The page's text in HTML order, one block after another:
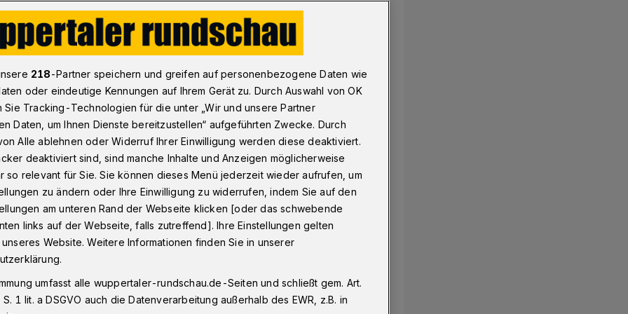
- Oberbarmen Nachbarschaftspark Oberbarmen: Workshop fürs neue Grün
Workshop
oder bunte Blumen? Beim
Stadt in den Nachbarschaftspark
Teilnehmerinnen und Teilnehmer
unterhalb des BOB-Campus
218-Partner speichern und greifen auf personenbezogene Daten wie
oder eindeutige Kennungen auf Ihrem Gerät zu. Durch Auswahl von OK
Sie Tracking-Technologien für die unter „Wir und unsere Partner
Daten, um Ihnen Dienste bereitzustellen“ aufgeführten Zwecke. Durch
Alle ablehnen oder Widerruf Ihrer Einwilligung werden diese deaktiviert.
deaktiviert sind, sind manche Inhalte und Anzeigen möglicherweise
so relevant für Sie. Sie können dieses Menü jederzeit wieder aufrufen, um
zu ändern oder Ihre Einwilligung zu widerrufen, indem Sie auf den
am unteren Rand der Webseite klicken [oder das schwebende
links auf der Webseite, falls zutreffend]. Ihre Einstellungen gelten
Website. Weitere Informationen finden Sie in unserer
umfasst alle wuppertaler-rundschau.de-Seiten und schließt gem. Art.
1 lit. a DSGVO auch die Datenverarbeitung außerhalb des EWR, z.B. in